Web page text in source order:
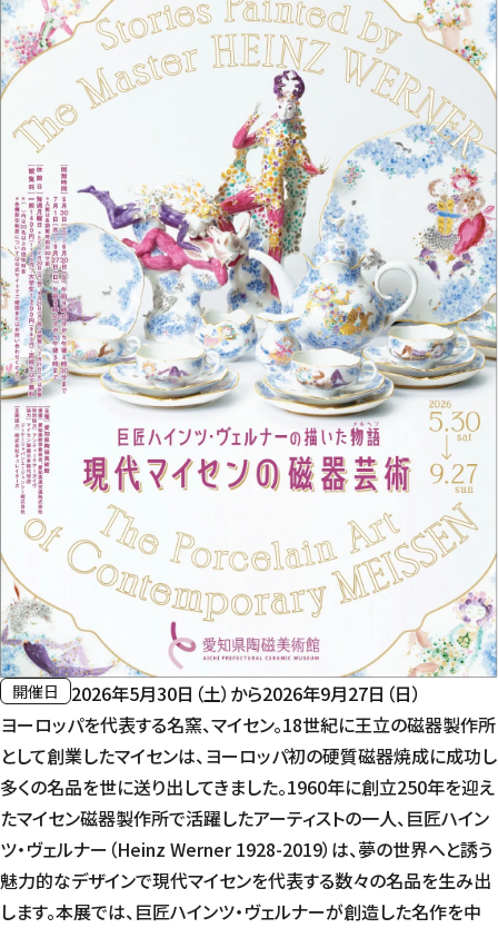
イベント情報
陶芸体験
コレクション・調査
コレクション検索
学芸員のページ（研究紀要）
学芸員のページ（コラム）
教育プログラム
学校向け
一般向け
大学生向け
ご利用案内・交通アクセス
開館時間・観覧料
交通アクセス
館内ガイド
バリアフリー情報
団体利用について
よくあるご質問
カフェ＆ギャラリー・茶室
カフェ＆ギャラリー
茶室「陶翠庵」
愛知県陶磁美術館について
基本理念
館報
サービスのご案内と
美術館からのお願い
開催日
2026年5月30日（土）から2026年9月27日（日）
ヨーロッパを代表する名窯、マイセン。18世紀に王立の磁器製作所
として創業したマイセンは、ヨーロッパ初の硬質磁器焼成に成功し
多くの名品を世に送り出してきました。1960年に創立250年を迎え
たマイセン磁器製作所で活躍したアーティストの一人、巨匠ハイン
ツ・ヴェルナー（Heinz Werner 1928-2019）は、夢の世界へと誘う
魅力的なデザインで現代マイセンを代表する数々の名品を生み出
します。本展では、巨匠ハインツ・ヴェルナーが創造した名作を中